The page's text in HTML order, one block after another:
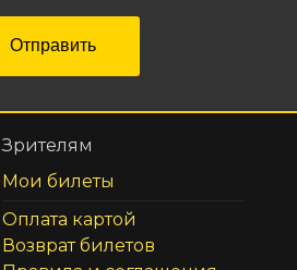
Отправить
Зрителям
Мои билеты
Оплата картой
Возврат билетов